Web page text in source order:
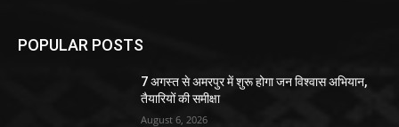
POPULAR POSTS
7 अगस्त से अमरपुर में शुरू होगा जन विश्वास अभियान,
तैयारियों की समीक्षा
August 6, 2026